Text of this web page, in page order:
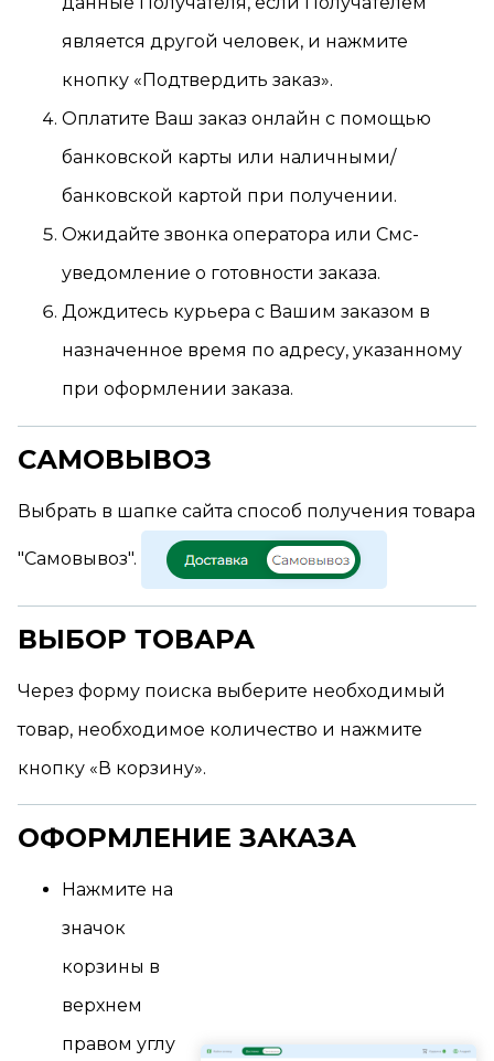
является другой человек, и нажмите
кнопку «Подтвердить заказ».
Оплатите Ваш заказ онлайн с помощью
банковской карты или наличными/
банковской картой при получении.
Ожидайте звонка оператора или Смс-
уведомление о готовности заказа.
Дождитесь курьера с Вашим заказом в
назначенное время по адресу, указанному
при оформлении заказа.
САМОВЫВОЗ
Выбрать в шапке сайта способ получения товара
"Самовывоз".
ВЫБОР ТОВАРА
Через форму поиска выберите необходимый
товар, необходимое количество и нажмите
кнопку «В корзину».
ОФОРМЛЕНИЕ ЗАКАЗА
Нажмите на
значок
корзины в
верхнем
правом углу